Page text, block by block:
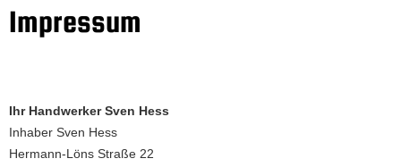
Impressum
Ihr Handwerker Sven Hess
Inhaber Sven Hess
Hermann-Löns Straße 22